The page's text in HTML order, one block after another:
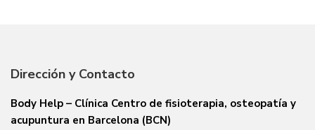
Dirección y Contacto
Body Help – Clínica Centro de fisioterapia, osteopatía y
acupuntura en Barcelona (BCN)